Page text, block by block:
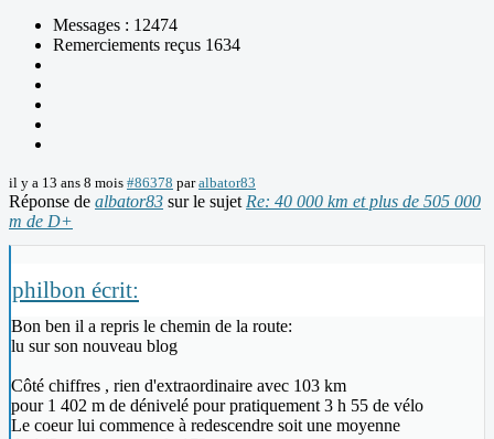
Messages : 12474
Remerciements reçus 1634
il y a 13 ans 8 mois #86378 paralbator83
Réponse de albator83 sur le sujet Re: 40 000 km et plus de 505 000
m de D+
philbon écrit:
Bon ben il a repris le chemin de la route:
lu sur son nouveau blog
Côté chiffres , rien d'extraordinaire avec 103 km
pour 1 402 m de dénivelé pour pratiquement 3 h 55 de vélo
Le coeur lui commence à redescendre soit une moyenne